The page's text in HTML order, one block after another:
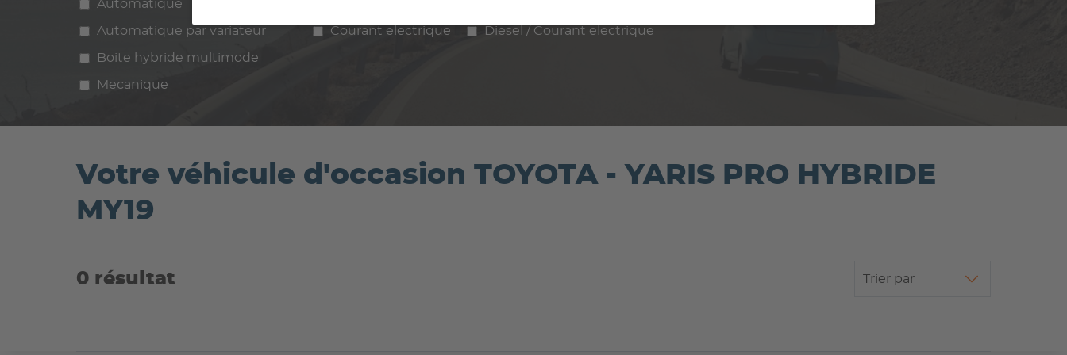
Automatique
Automatique par variateur
Boite hybride multimode
Mecanique
Courant electrique Diesel / Courant electrique
Votre véhicule d'occasion TOYOTA - YARIS PRO HYBRIDE
MY19
0 résultat Trier par